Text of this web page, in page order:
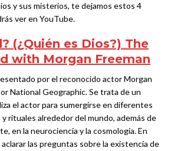
y sus misterios, te dejamos estos 4
ver en YouTube.
(¿Quién es Dios?) The
with Morgan Freeman
por el reconocido actor Morgan
National Geographic. Se trata de un
el actor para sumergirse en diferentes
rituales alrededor del mundo, además de
en la neurociencia y la cosmología. En
las preguntas sobre la existencia de